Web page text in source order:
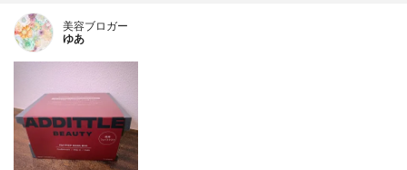
美容ブロガー
ゆあ